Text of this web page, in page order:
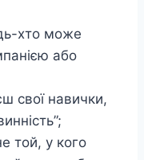
хто може
або
свої навички,
той, у кого